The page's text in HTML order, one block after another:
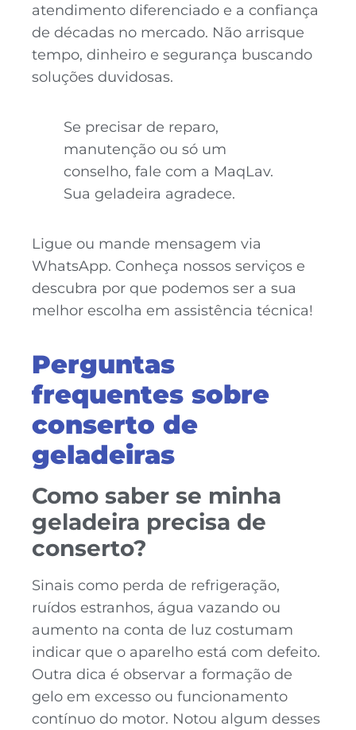
atendimento diferenciado e a confiança
de décadas no mercado. Não arrisque
tempo, dinheiro e segurança buscando
soluções duvidosas.
Se precisar de reparo,
manutenção ou só um
conselho, fale com a MaqLav.
Sua geladeira agradece.
Ligue ou mande mensagem via
WhatsApp. Conheça nossos serviços e
descubra por que podemos ser a sua
melhor escolha em assistência técnica!
Perguntas
frequentes sobre
conserto de
geladeiras
Como saber se minha
geladeira precisa de
conserto?
Sinais como perda de refrigeração,
ruídos estranhos, água vazando ou
aumento na conta de luz costumam
indicar que o aparelho está com defeito.
Outra dica é observar a formação de
gelo em excesso ou funcionamento
contínuo do motor. Notou algum desses